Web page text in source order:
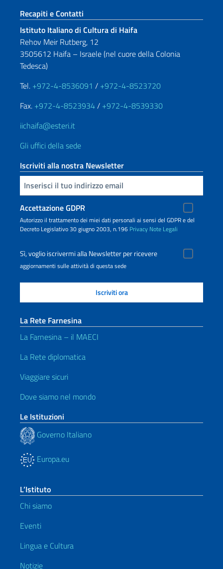
Sezione footer
Recapiti e Contatti
Istituto Italiano di Cultura di Haifa
Rehov Meir Rutberg, 12
3505612 Haifa – Israele (nel cuore della Colonia
Tedesca)
Tel. +972-4-8536091 / +972-4-8523720
Fax. +972-4-8523934/ +972-4-8539330
iichaifa@esteri.it
Gli uffici della sede
Iscriviti alla nostra Newsletter
Inserisci la tua email
Accettazione GDPR
Autorizzo il trattamento dei miei dati personali ai sensi del GDPR e del
Decreto Legislativo 30 giugno 2003, n.196 Privacy Note Legali
Sì, voglio iscrivermi alla Newsletter per ricevere
aggiornamenti sulle attività di questa sede
La Rete Farnesina
La Farnesina – il MAECI
La Rete diplomatica
Viaggiare sicuri
Dove siamo nel mondo
Le Istituzioni
Governo Italiano
Europa.eu
L’Istituto
Chi siamo
Eventi
Lingua e Cultura
Notizie